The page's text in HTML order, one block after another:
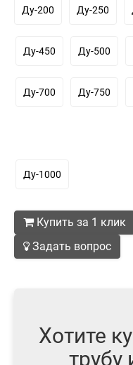
Ду-200 Ду-250
Ду-450 Ду-500
Ду-700 Ду-750
Ду-1000
Купить за 1 клик
Задать вопрос
Хотите
трубу